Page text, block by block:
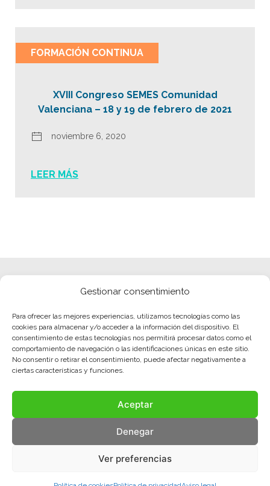
Gestionar consentimiento
Para ofrecer las mejores experiencias, utilizamos tecnologías como las
cookies para almacenar y/o acceder a la información del dispositivo. El
consentimiento de estas tecnologías nos permitirá procesar datos como el
comportamiento de navegación o las identificaciones únicas en este sitio.
No consentir o retirar el consentimiento, puede afectar negativamente a
ciertas características y funciones.
Aceptar
Denegar
Ver preferencias
FORMACIÓN CONTINUA
XVIII Congreso SEMES Comunidad
Valenciana – 18 y 19 de febrero de 2021
noviembre 6, 2020
LEER MÁS